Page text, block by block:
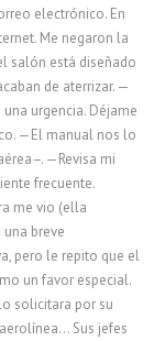
electrónico. En
Me negaron la
salón está diseñado
de aterrizar. —
urgencia. Déjame
—El manual nos lo
—Revisa mi
frecuente.
me vio (ella
breve
pero le repito que el
un favor especial.
solicitara por su
Sus jefes